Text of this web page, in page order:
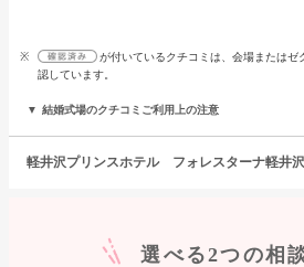
※
が付いているクチコミは、会場またはゼ
認しています。
結婚式場のクチコミご利用上の注意
軽井沢プリンスホテル フォレスターナ軽井
選べる2つの相